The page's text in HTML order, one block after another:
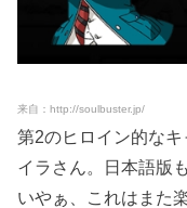
来自：http://soulbuster.jp/
第2のヒロイン的な
イラさん。日本語版
いやぁ、これはまた